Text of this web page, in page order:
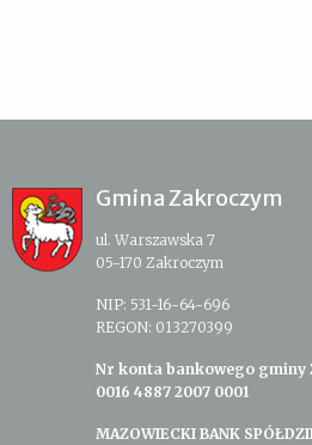
Gmina Zakroczym
ul. Warszawska 7
05-170 Zakroczym
NIP: 531-16-64-696
REGON: 013270399
Nr konta bankowego gminy
0016 4887 2007 0001
MAZOWIECKI BANK